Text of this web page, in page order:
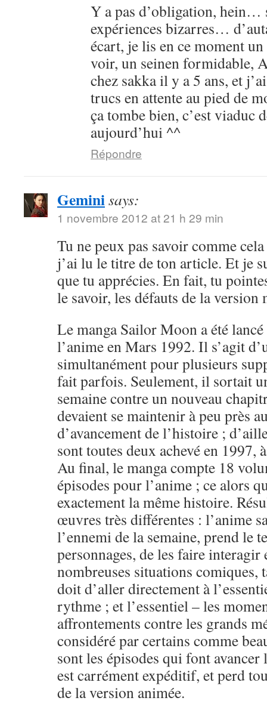
Y a pas d’obligation, hein…
expériences bizarres…
écart, je lis en ce moment
voir, un seinen formidable,
chez sakka il y a 5 ans, et
trucs en attente au pied de
ça tombe bien, c’est viaduc
aujourd’hui ^^
Répondre
Geminisays:
1 novembre 2012 at 21 h 29 min
Tu ne peux pas savoir comme
j’ai lu le titre de ton article. Et je
que tu apprécies. En fait, tu
le savoir, les défauts de la
Le manga Sailor Moon a été
l’anime en Mars 1992. Il s’agit
simultanément pour plusieurs
fait parfois. Seulement, il sortait
semaine contre un nouveau
devaient se maintenir à peu près
d’avancement de l’histoire ;
sont toutes deux achevé en 1997,
Au final, le manga compte 18
épisodes pour l’anime ; ce alors
exactement la même histoire.
œuvres très différentes : l’anime
l’ennemi de la semaine, prend le
personnages, de les faire interagir
nombreuses situations comiques,
doit d’aller directement à
rythme ; et l’essentiel – les
affrontements contre les grands
considéré par certains comme
sont les épisodes qui font
est carrément expéditif, et perd
de la version animée.